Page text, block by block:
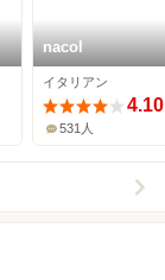
nacol
イタリアン
4.10
531人